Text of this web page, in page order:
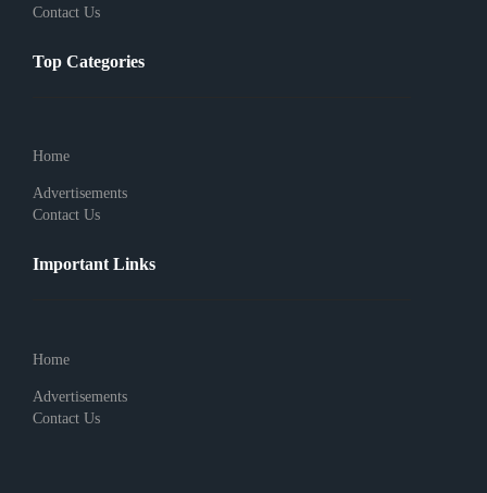
Contact Us
Top Categories
Home
Advertisements
Contact Us
Important Links
Home
Advertisements
Contact Us